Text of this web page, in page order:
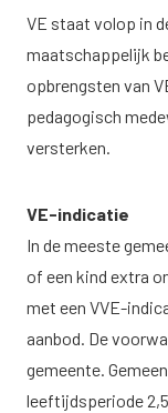
VE staat volop in
maatschappelijk
opbrengsten van
pedagogisch
versterken.
VE-indicatie
In de meeste
of een kind extra
met een VVE-
aanbod. De
gemeente.
leeftijdsperiode